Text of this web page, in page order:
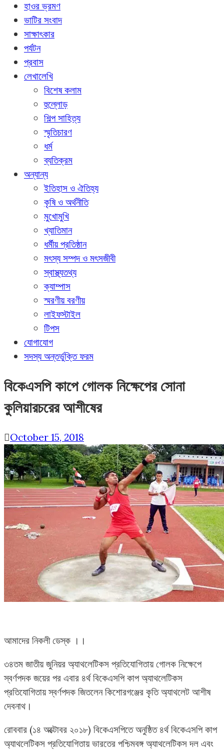
হাওর ভ্রমণ
ভাটির সংবাদ
সাক্ষাৎকার
পর্যটন
প্রবাস
লেখালেখি
বিশেষ কলাম
হুল্লোড়
শিল্প সাহিত্য
স্মৃতিচারণ
ধর্ম
ব্যতিক্রম
অন্যান্য
ইতিহাস ও ঐতিহ্য
কৃষি ও অর্থনীতি
মুখোমুখি
খ্যাতিমান
ধর্মীয় প্রতিষ্ঠান
মৎস্য সম্পদ ও মৎসজীবী
স্বাস্থ্যতথ্য
ক্যাম্পাস
স্মরণীয় বরণীয়
লাইফস্টাইল
টিপস
যোগাযোগ
সদস্য অন্তর্ভুক্তি ফরম
বিকেএসপি কাপে গোলক নিক্ষেপের সোনা
কুলিয়ারচরের আশীষের
October 15, 2018
আমাদের নিকলী ডেস্ক ।।
৩৪তম জাতীয় জুনিয়র অ্যাথলেটিকস প্রতিযোগিতায় গোলক নিক্ষেপে
স্বর্ণপদক জয়ের পর এবার ৪র্থ বিকেএসপি কাপ অ্যাথলেটিকস
প্রতিযোগিতায় স্বর্ণপদক জিতলেন কিশোরগঞ্জের কৃতি অ্যাথলেট আশীষ
দেবনাথ।
রোববার (১৪ অক্টোবর ২০১৮) বিকেএসপিতে অনুষ্ঠিত ৪র্থ বিকেএসপি কাপ
অ্যাথলেটিকস প্রতিযোগিতায় ভারতের পশ্চিমবঙ্গ অ্যাথলেটিকস দল এবং